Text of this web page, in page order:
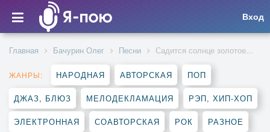
Вход
Главная Бачурин Олег Песни Садится солнце золотое...
ЖАНРЫ: НАРОДНАЯ АВТОРСКАЯ ПОП
ДЖАЗ, БЛЮЗ МЕЛОДЕКЛАМАЦИЯ РЭП, ХИП-ХОП
ЭЛЕКТРОННАЯ СОАВТОРСКАЯ РОК РАЗНОЕ